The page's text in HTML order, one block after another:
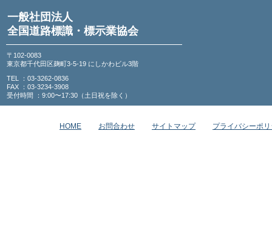
一般社団法人
全国道路標識・標示業協会
〒102-0083
東京都千代田区麹町3-5-19 にしかわビル3階
TEL ：03-3262-0836
FAX ：03-3234-3908
受付時間 ：9:00〜17:30（土日祝を除く）
HOME お問合わせ サイトマップ プライバシーポ